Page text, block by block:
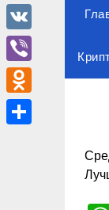
Telegram
VK
Viber
Odnoklassniki